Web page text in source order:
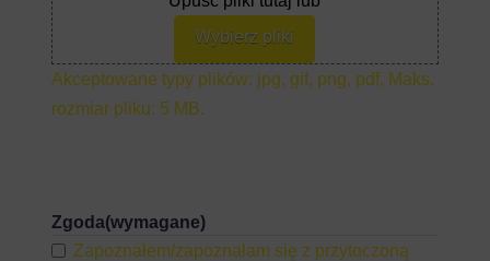
Wybierz pliki
Akceptowane typy plików: jpg, gif, png, pdf, Maks.
rozmiar pliku: 5 MB.
Zgoda(wymagane)
Zapoznałem/zapoznałam się z przytoczoną